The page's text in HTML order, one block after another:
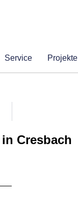
Service Projekte
Cresbach